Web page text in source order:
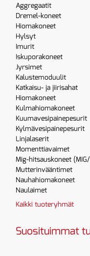
Aggregaatit
Dremel-koneet
Hiomakoneet
Hylsyt
Imurit
Iskuporakoneet
Jyrsimet
Kalustemoduulit
Katkaisu- ja jiirisahat
Hiomakoneet
Kulmahiomakoneet
Kuumavesipainepesurit
Kylmävesipainepesurit
Linjalaserit
Momenttiavaimet
Mig-hitsauskoneet
Mutterinvääntimet
Nauhahiomakoneet
Naulaimet
Kaikki tuoteryhmät
Suosituimmat